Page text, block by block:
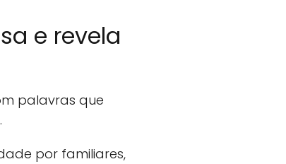
e revela
palavras que
por familiares,